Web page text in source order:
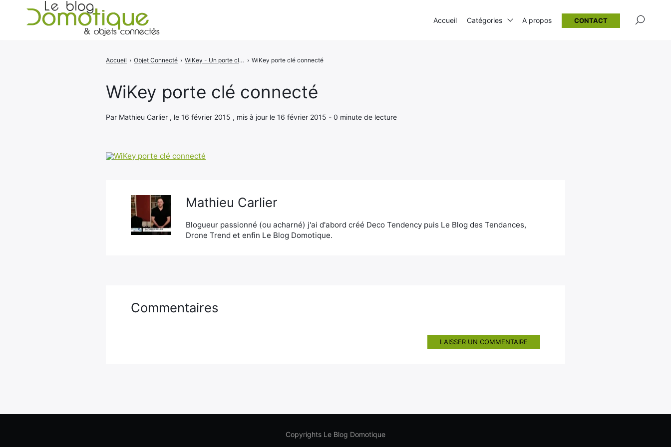
WiKey porte clé connecté
Par Mathieu Carlier , le 16 février 2015 , mis à jour le 16 février 2015 - 0 minute de lecture
Accueil › Objet Connecté › WiKey - Un porte clé de stockage cloud › WiKey porte clé connecté
Mathieu Carlier
Blogueur passionné (ou acharné) j'ai d'abord créé Deco Tendency puis Le Blog des Tendances,
Drone Trend et enfin Le Blog Domotique.
Commentaires
LAISSER UN COMMENTAIRE
Accueil Catégories A propos CONTACT
Copyrights Le Blog Domotique
Rechercher